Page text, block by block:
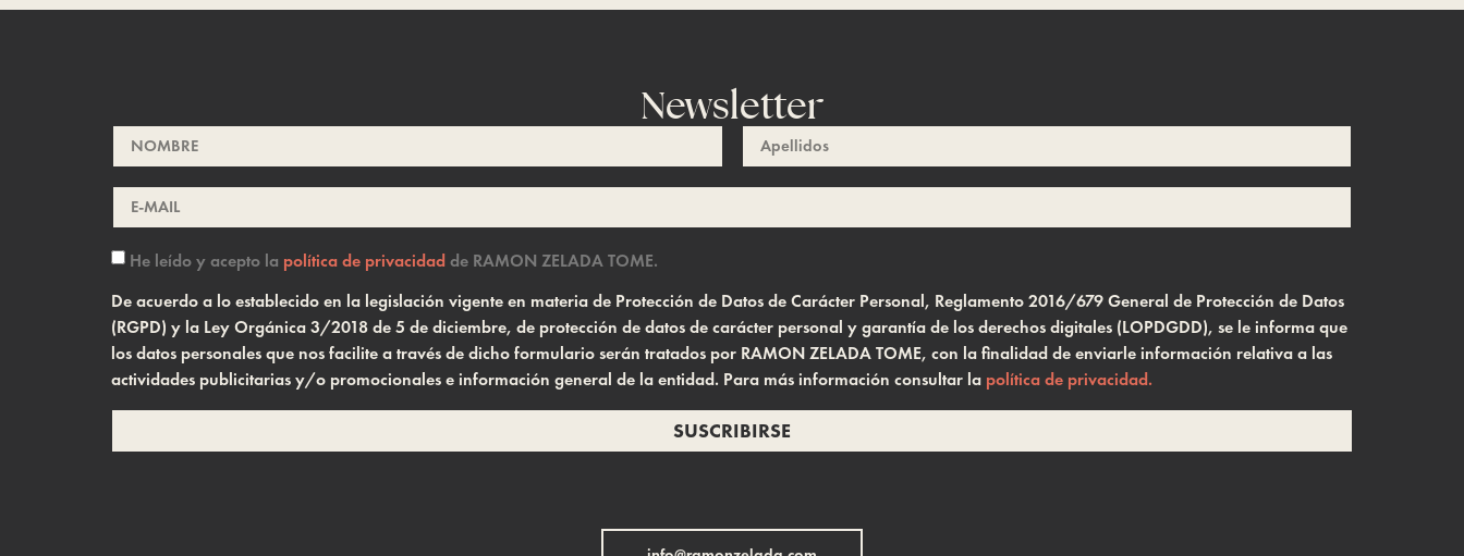
Newsletter
He leído y acepto la política de privacidadde RAMON ZELADA TOME.
De acuerdo a lo establecido en la legislación vigente en materia de Protección de Datos de Carácter Personal, Reglamento 2016/679 General de Protección de Datos
(RGPD) y la Ley Orgánica 3/2018 de 5 de diciembre, de protección de datos de carácter personal y garantía de los derechos digitales (LOPDGDD), se le informa que
los datos personales que nos facilite a través de dicho formulario serán tratados por RAMON ZELADA TOME, con la finalidad de enviarle información relativa a las
actividades publicitarias y/o promocionales e información general de la entidad. Para más información consultar la política de privacidad.
SUSCRIBIRSE